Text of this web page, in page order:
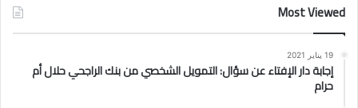
Most Viewed
19 يناير 2021
إجابة دار الإفتاء عن سؤال: التمويل الشخصي من بنك الراجحي حلال أم
حرام